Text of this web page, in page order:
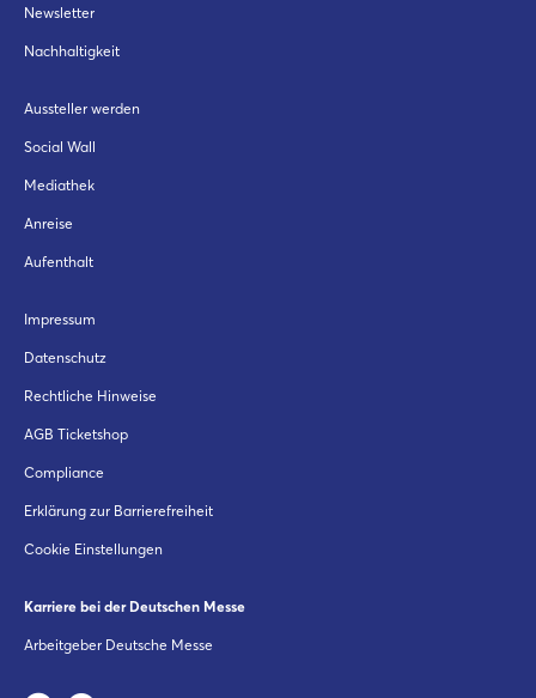
Newsletter
Nachhaltigkeit
Aussteller werden
Social Wall
Mediathek
Anreise
Aufenthalt
Impressum
Datenschutz
Rechtliche Hinweise
AGB Ticketshop
Compliance
Erklärung zur Barrierefreiheit
Cookie Einstellungen
Karriere bei der Deutschen Messe
Arbeitgeber Deutsche Messe